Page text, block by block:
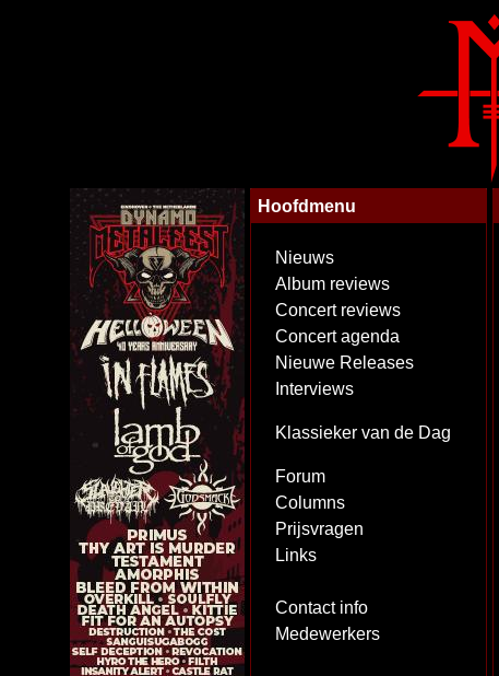
Hoofdmenu
Nieuws
Album reviews
Concert reviews
Concert agenda
Nieuwe Releases
Interviews
Klassieker van de Dag
Forum
Columns
Prijsvragen
Links
Contact info
Medewerkers